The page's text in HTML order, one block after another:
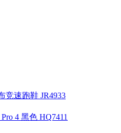
竞速跑鞋 JR4933
4 黑色 HQ7411